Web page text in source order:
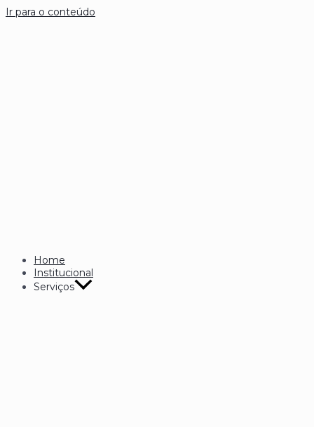
Ir para o conteúdo
Home
Institucional
Serviços